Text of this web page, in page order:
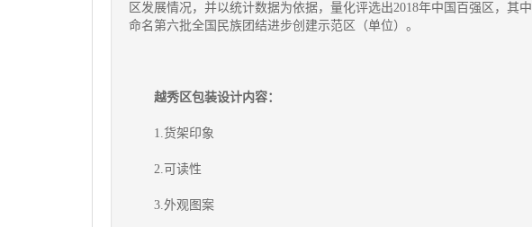
区发展情况，并以统计数据为依据，量化评选出2018年中国百强区，其
命名第六批全国民族团结进步创建示范区（单位）。
越秀区包装设计内容：
1.货架印象
2.可读性
3.外观图案